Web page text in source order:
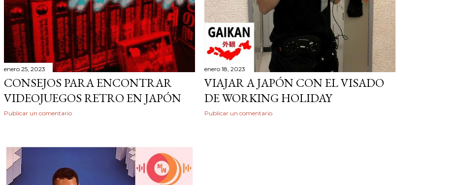
enero 25, 2023
CONSEJOS PARA ENCONTRAR
VIDEOJUEGOS RETRO EN JAPÓN
Publicar un comentario
enero 18, 2023
VIAJAR A JAPÓN CON EL VISADO
DE WORKING HOLIDAY
Publicar un comentario